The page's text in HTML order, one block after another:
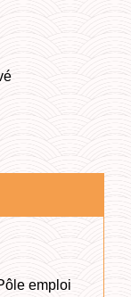
emploi